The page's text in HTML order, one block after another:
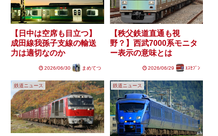
【日中は空席も目立つ】
成田線我孫子支線の輸送
力は適切なのか
2026/06/30 まめてつ
【秩父鉄道直通も視
野？】西武7000系モニタ
ー表示の意味とは
2026/06/29 ｴｽｾﾌﾞﾝ
鉄道ニュース 鉄道ニュース